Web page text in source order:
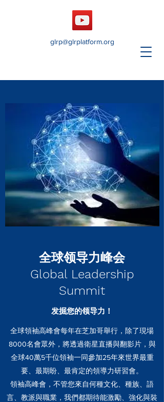
glrp@glrplatform.org
全球领导力峰会
Global Leadership
Summit
​发掘您的领导力！
全球領袖高峰會每年在芝加哥舉行，除了現場
8000名會眾外，將透過衛星直播與翻影片，與
全球40萬5千位領袖一同參加25年來世界最重
要、最期盼、最肯定的領導力研習會。
領袖高峰會，不管您來自何種文化、種族、語
言、教派與職業，我們都期待能激勵、強化與裝